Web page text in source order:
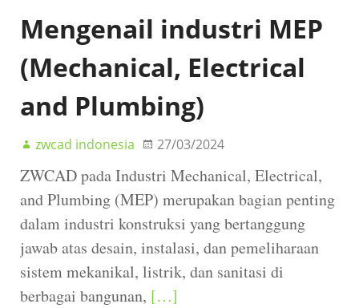
Mengenail industri MEP
(Mechanical, Electrical
and Plumbing)
zwcad indonesia 27/03/2024
ZWCAD pada Industri Mechanical, Electrical,
and Plumbing (MEP) merupakan bagian penting
dalam industri konstruksi yang bertanggung
jawab atas desain, instalasi, dan pemeliharaan
sistem mekanikal, listrik, dan sanitasi di
berbagai bangunan, […]